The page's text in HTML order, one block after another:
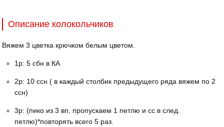
Описание колокольчиков
Вяжем 3 цветка крючком белым цветом.
1р: 5 сбн в КА
2р: 10 ссн ( в каждый столбик предыдущего ряда вяжем по 2
ссн)
3р: (пико из 3 вп, пропускаем 1 петлю и сс в след.
петлю)*повторять всего 5 раз.